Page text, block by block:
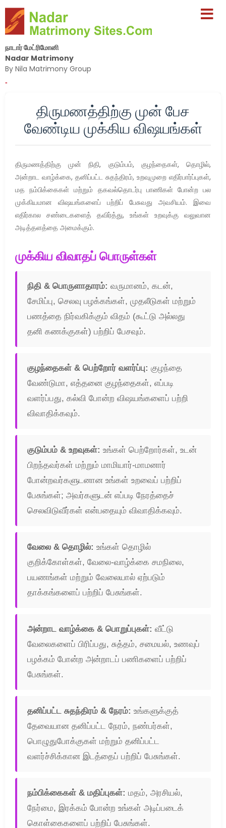
நாடார் மேட்ரிமோனி
Nadar Matrimony
By Nila Matrimony Group
-
திருமணத்திற்கு முன் பேச
வேண்டிய முக்கிய விஷயங்கள்
திருமணத்திற்கு முன் நிதி, குடும்பம், குழந்தைகள், தொழில்,
அன்றாட வாழ்க்கை, தனிப்பட்ட சுதந்திரம், உறவுமுறை எதிர்பார்ப்புகள்,
மத நம்பிக்கைகள் மற்றும் தகவல்தொடர்பு பாணிகள் போன்ற பல
முக்கியமான விஷயங்களைப் பற்றிப் பேசுவது அவசியம். இவை
எதிர்கால சண்டைகளைத் தவிர்த்து, உங்கள் உறவுக்கு வலுவான
அடித்தளத்தை அமைக்கும்.
முக்கிய விவாதப் பொருள்கள்
நிதி & பொருளாதாரம்: வருமானம், கடன்,
சேமிப்பு, செலவு பழக்கங்கள், முதலீடுகள் மற்றும்
பணத்தை நிர்வகிக்கும் விதம் (கூட்டு அல்லது
தனி கணக்குகள்) பற்றிப் பேசவும்.
குழந்தைகள் & பெற்றோர் வளர்ப்பு: குழந்தை
வேண்டுமா, எத்தனை குழந்தைகள், எப்படி
வளர்ப்பது, கல்வி போன்ற விஷயங்களைப் பற்றி
விவாதிக்கவும்.
குடும்பம் & உறவுகள்: உங்கள் பெற்றோர்கள், உடன்
பிறந்தவர்கள் மற்றும் மாமியார்-மாமனார்
போன்றவர்களுடனான உங்கள் உறவைப் பற்றிப்
பேசுங்கள்; அவர்களுடன் எப்படி நேரத்தைச்
செலவிடுவீர்கள் என்பதையும் விவாதிக்கவும்.
வேலை & தொழில்: உங்கள் தொழில்
குறிக்கோள்கள், வேலை-வாழ்க்கை சமநிலை,
பயணங்கள் மற்றும் வேலையால் ஏற்படும்
தாக்கங்களைப் பற்றிப் பேசுங்கள்.
அன்றாட வாழ்க்கை & பொறுப்புகள்: வீட்டு
வேலைகளைப் பிரிப்பது, சுத்தம், சமையல், உணவுப்
பழக்கம் போன்ற அன்றாடப் பணிகளைப் பற்றிப்
பேசுங்கள்.
தனிப்பட்ட சுதந்திரம் & நேரம்: உங்களுக்குத்
தேவையான தனிப்பட்ட நேரம், நண்பர்கள்,
பொழுதுபோக்குகள் மற்றும் தனிப்பட்ட
வளர்ச்சிக்கான இடத்தைப் பற்றிப் பேசுங்கள்.
நம்பிக்கைகள் & மதிப்புகள்: மதம், அரசியல்,
நேர்மை, இரக்கம் போன்ற உங்கள் அடிப்படைக்
கொள்கைகளைப் பற்றிப் பேசுங்கள்.